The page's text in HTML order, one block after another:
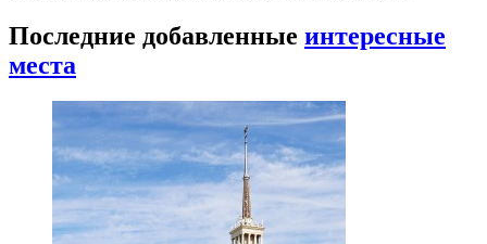
Последние добавленные интересные
места